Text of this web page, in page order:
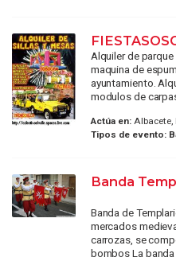
Alquiler de
maquina de
ayuntamiento.
modulos de
Actúa en:Albacete,
Tipos de evento:
Banda
Banda de
mercados
carrozas, se
bombos La